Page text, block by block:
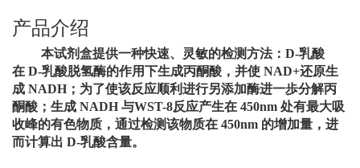
产品介绍
本试剂盒提供一种快速、灵敏的检测方法： D-乳酸
在 D-乳酸脱氢酶的作用下生成丙酮酸，并使 NAD+还原生
成 NADH；为了使该反应顺利进行另添加酶进一歩分解丙
酮酸；生成 NADH 与WST-8反应产生在 450nm 处有最大吸
收峰的有色物质，通过检测该物质在 450nm 的增加量，进
而计算出 D-乳酸含量。